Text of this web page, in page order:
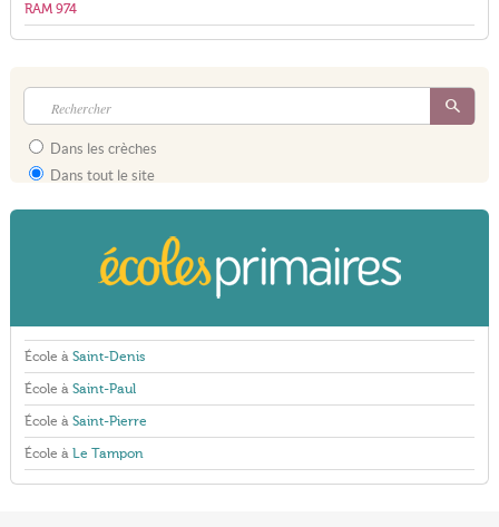
RAM 974
Dans les crèches
Dans tout le site
École à Saint-Denis
École à Saint-Paul
École à Saint-Pierre
École à Le Tampon